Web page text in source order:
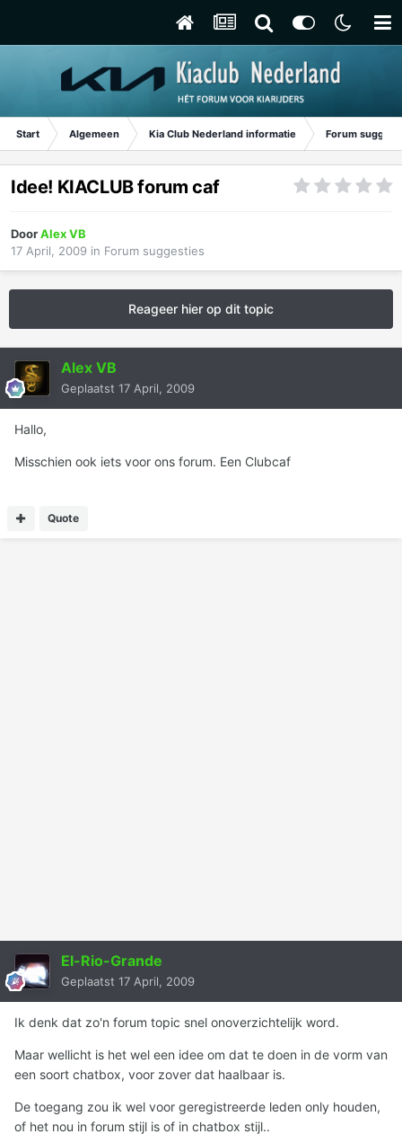
Start Algemeen Kia Club Nederland informatie Forum
Idee! KIACLUB forum caf
DoorAlex VB
17 April, 2009 in Forum suggesties
Reageer hier op dit topic
Alex VB
Geplaatst 17 April, 2009
Hallo,
Misschien ook iets voor ons forum. Een Clubcaf
Quote
El-Rio-Grande
Geplaatst 17 April, 2009
Ik denk dat zo'n forum topic snel onoverzichtelijk word.
Maar wellicht is het wel een idee om dat te doen in de vorm van
een soort chatbox, voor zover dat haalbaar is.
De toegang zou ik wel voor geregistreerde leden only houden,
of het nou in forum stijl is of in chatbox stijl..